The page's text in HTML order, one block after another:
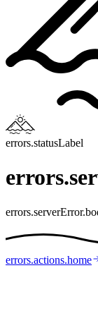
errors.statusLabel
errors.actions.home